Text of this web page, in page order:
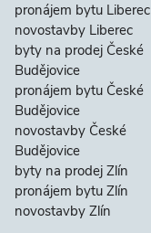
pronájem bytu Liberec
novostavby Liberec
byty na prodej České
Budějovice
pronájem bytu České
Budějovice
novostavby České
Budějovice
byty na prodej Zlín
pronájem bytu Zlín
novostavby Zlín